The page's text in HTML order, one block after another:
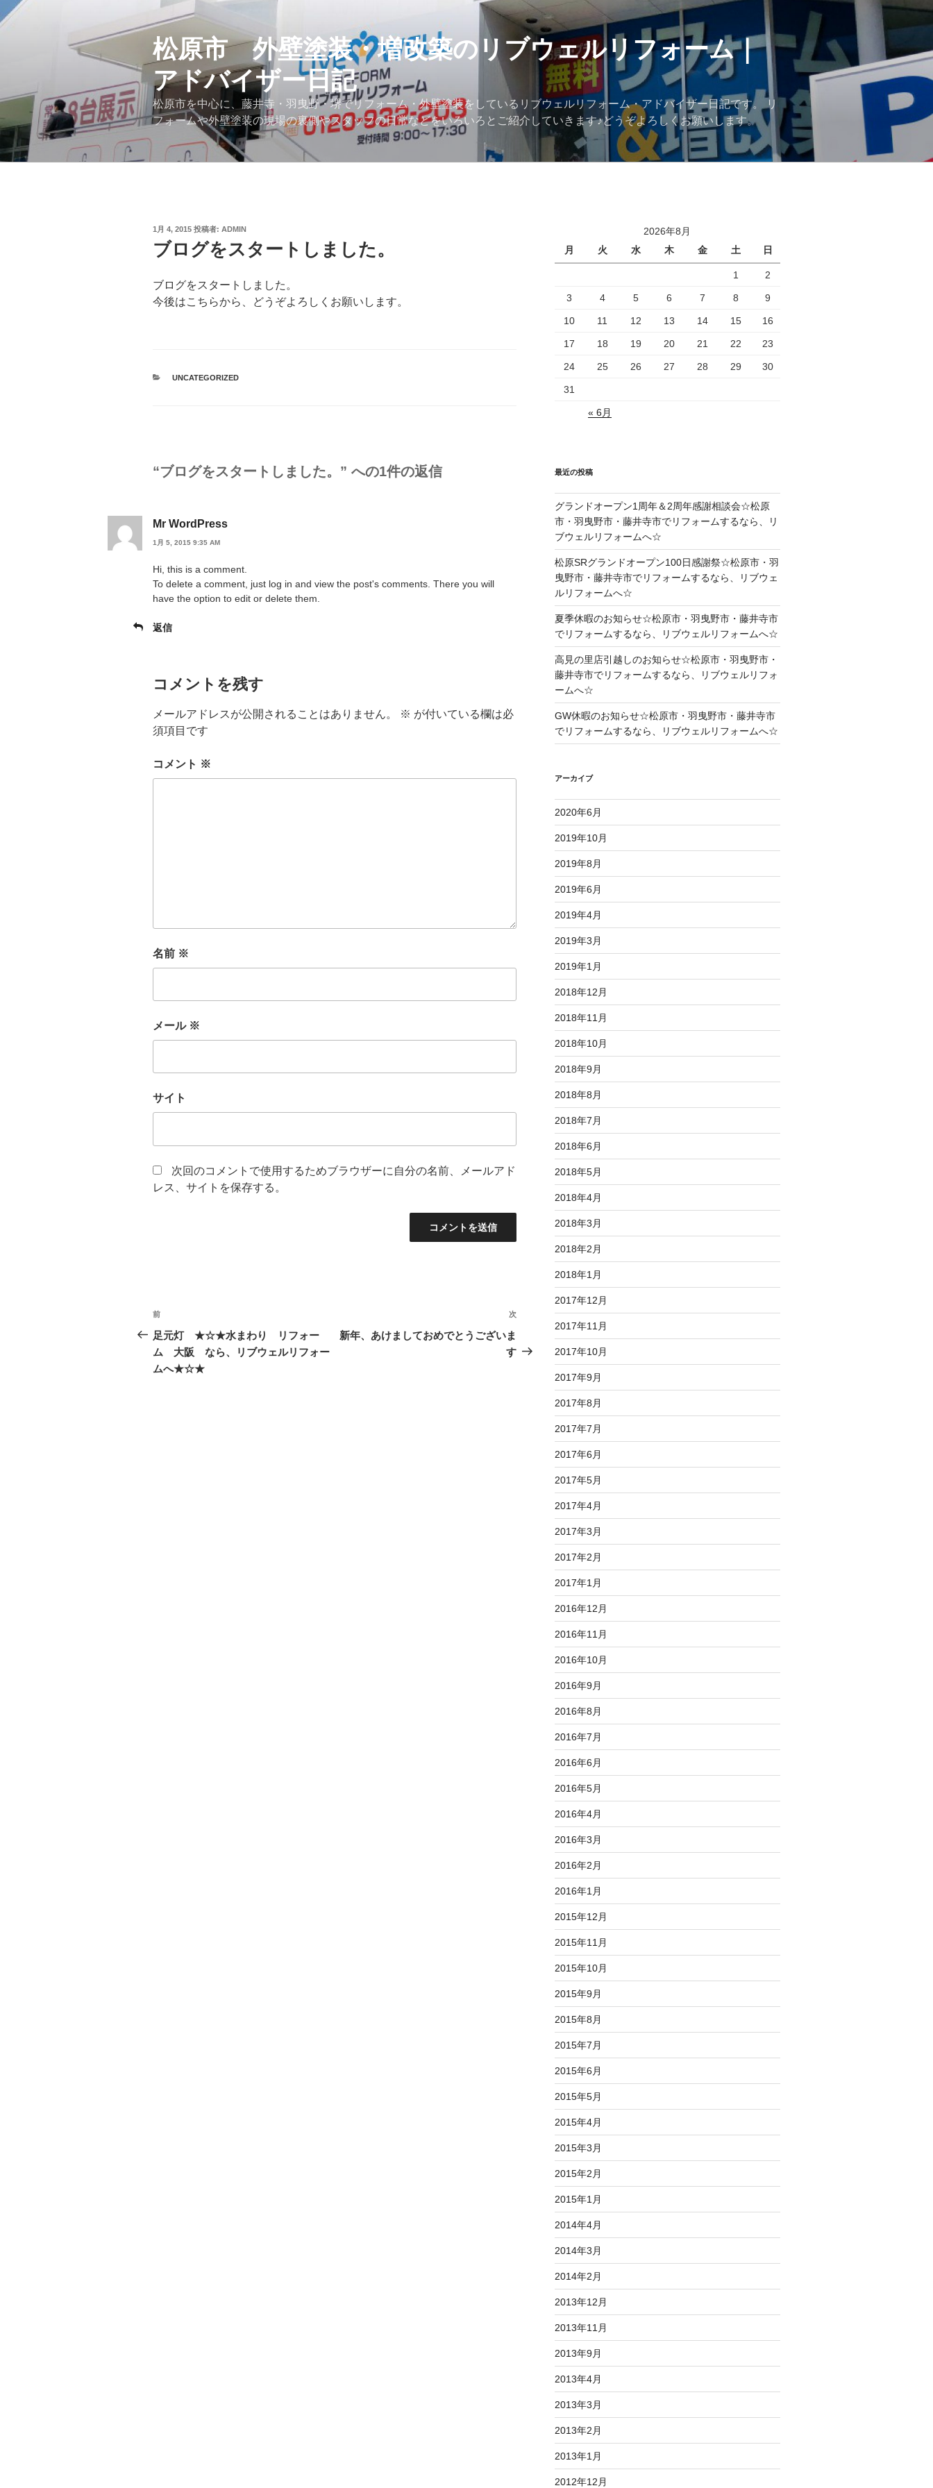
ン
キ
プ
松原市 外壁塗装・増改築のリブウェルリフォーム｜
アドバイザー日記
松原市を中心に、藤井寺・羽曳野・堺でリフォーム・外壁塗装をしているリブウェルリフォーム・アドバイザー日記です。 リ
フォームや外壁塗装の現場の裏側やスタッフの日常などをいろいろとご紹介していきます♪どうぞよろしくお願いします。
投
日:
1月 4, 2015 投稿者: ADMIN
ブログをスタートしました。
ブログをスタートしました。
今後はこちらから、どうぞよろしくお願いします。
カ
UNCATEGORIZED
“ブログをスタートしました。” への1件の返信
Mr WordPress
1月 5, 2015 9:35 AM
Hi, this is a comment.
To delete a comment, just log in and view the post's comments. There you will
have the option to edit or delete them.
返信
コメントを残す
メールアドレスが公開されることはありません。 ※ が付いている欄は必
須項目です
コメント ※
名前 ※
メール ※
サイト
次回のコメントで使用するためブラウザーに自分の名前、メールアド
レス、サイトを保存する。
投
稿
ナ
前
の
投
稿
前
足元灯 ★☆★水まわり リフォー
ム 大阪 なら、リブウェルリフォー
ムへ★☆★
次
投
次
新年、あけましておめでとうございま
す
2026年8月
月
火 水 木 金 土 日
1 2
3 4 5 6 7 8 9
10 11 12 13 14 15 16
17 18 19 20 21 22 23
24 25 26 27 28 29 30
31
« 6月
最近の投稿
グランドオープン1周年＆2周年感謝相談会☆松原
市・羽曳野市・藤井寺市でリフォームするなら、リ
ブウェルリフォームへ☆
松原SRグランドオープン100日感謝祭☆松原市・羽
曳野市・藤井寺市でリフォームするなら、リブウェ
ルリフォームへ☆
夏季休暇のお知らせ☆松原市・羽曳野市・藤井寺市
でリフォームするなら、リブウェルリフォームへ☆
高見の里店引越しのお知らせ☆松原市・羽曳野市・
藤井寺市でリフォームするなら、リブウェルリフォ
ームへ☆
GW休暇のお知らせ☆松原市・羽曳野市・藤井寺市
でリフォームするなら、リブウェルリフォームへ☆
アーカイブ
2020年6月
2019年10月
2019年8月
2019年6月
2019年4月
2019年3月
2019年1月
2018年12月
2018年11月
2018年10月
2018年9月
2018年8月
2018年7月
2018年6月
2018年5月
2018年4月
2018年3月
2018年2月
2018年1月
2017年12月
2017年11月
2017年10月
2017年9月
2017年8月
2017年7月
2017年6月
2017年5月
2017年4月
2017年3月
2017年2月
2017年1月
2016年12月
2016年11月
2016年10月
2016年9月
2016年8月
2016年7月
2016年6月
2016年5月
2016年4月
2016年3月
2016年2月
2016年1月
2015年12月
2015年11月
2015年10月
2015年9月
2015年8月
2015年7月
2015年6月
2015年5月
2015年4月
2015年3月
2015年2月
2015年1月
2014年4月
2014年3月
2014年2月
2013年12月
2013年11月
2013年9月
2013年4月
2013年3月
2013年2月
2013年1月
2012年12月